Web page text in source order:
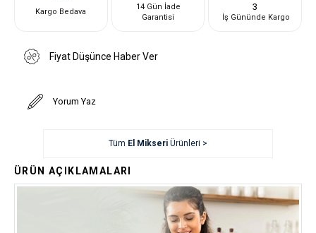
Kargo Bedava
14 Gün İade
Garantisi
3
İş Gününde Kargo
Fiyat Düşünce Haber Ver
Yorum Yaz
Tüm El MikseriÜrünleri >
ÜRÜN AÇIKLAMALARI